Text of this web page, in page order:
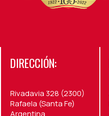
DIRECCIÓN:
Rivadavia 328 (2300)
Rafaela (Santa Fe)
Argentina.